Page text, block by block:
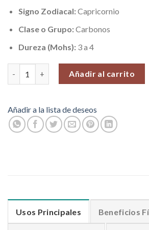
Signo Zodiacal:Capricornio
Clase o Grupo:Carbonos
Dureza (Mohs): 3 a 4
50 Increíbles piezas de Shungita Elite
Añadir al carrito
Añadir a la lista de deseos
Usos Principales Beneficios